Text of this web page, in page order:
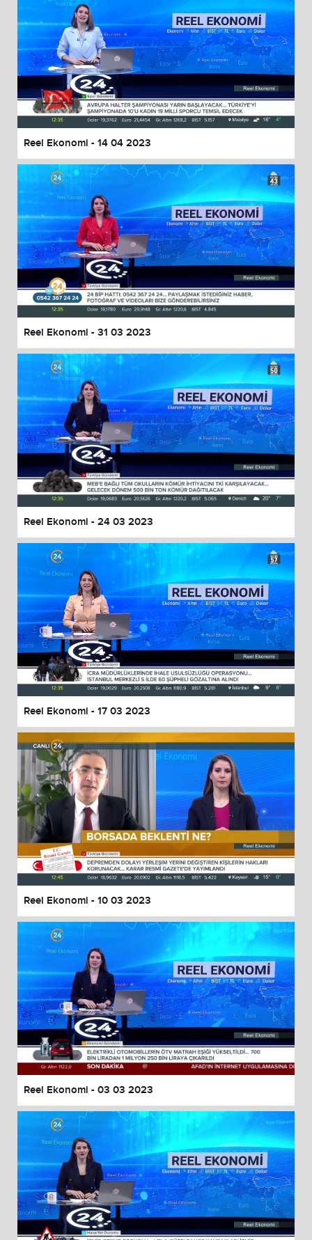
Reel Ekonomi - 14 04 2023
Reel Ekonomi - 31 03 2023
Reel Ekonomi - 24 03 2023
Reel Ekonomi - 17 03 2023
Reel Ekonomi - 10 03 2023
Reel Ekonomi - 03 03 2023